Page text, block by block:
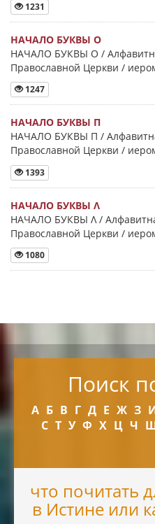
1231
НАЧАЛО БУКВЫ Ο
НАЧАЛО БУКВЫ Ο /
Православной Церкви /
1247
НАЧАЛО БУКВЫ Π
НАЧАЛО БУКВЫ Π /
Православной Церкви /
1393
НАЧАЛО БУКВЫ Λ
НАЧАЛО БУКВЫ Λ /
Православной Церкви /
1080
Поиск
А Б В Г Д Е Ж З
С Т У Ф Х Ц Ч
что почитать
в Истине или